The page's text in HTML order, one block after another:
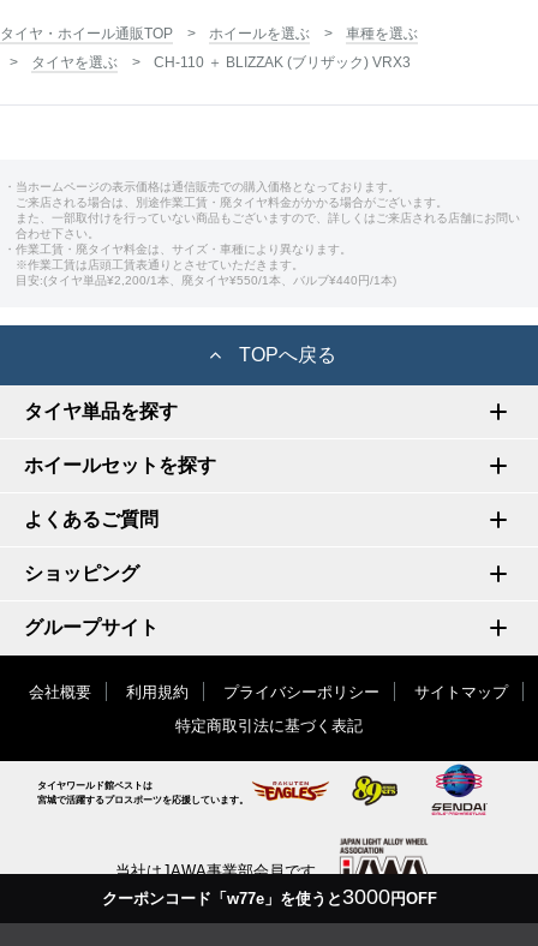
クーポンコード「w77e」を使うと 3000円OFF
タイヤ・ホイール通販TOP ホイールを選ぶ
車種を選ぶ
タイヤを選ぶ
CH-110 ＋ BLIZZAK (ブリザック) VRX3
・当ホームページの表示価格は通信販売での購入価格となっております。
ご来店される場合は、別途作業工賃・廃タイヤ料金がかかる場合がございます。
また、一部取付けを行っていない商品もございますので、詳しくはご来店される店舗にお問い
合わせ下さい。
・作業工賃・廃タイヤ料金は、サイズ・車種により異なります。
※作業工賃は店頭工賃表通りとさせていただきます。
目安:(タイヤ単品¥2,200/1本、廃タイヤ¥550/1本、バルブ¥440円/1本)
TOPへ戻る
タイヤ単品を探す
ホイールセットを探す
よくあるご質問
ショッピング
グループサイト
会社概要 利用規約 プライバシーポリシー
サイトマップ
特定商取引法に基づく表記
タイヤワールド館ベストは
宮城で活躍するプロスポーツを応援しています。
当社はJAWA事業部会員です